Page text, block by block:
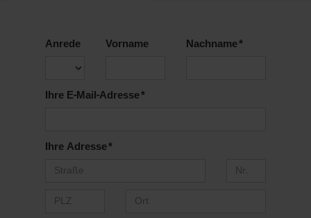
Anrede Vorname Nachname *
Ihre E-Mail-Adresse *
Ihre Adresse *